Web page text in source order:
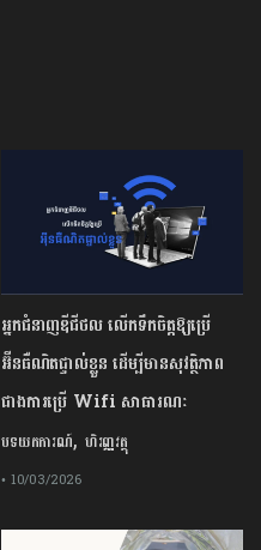
អ្នកជំនាញឌីជីថល លើកទឹកចិត្តឱ្យប្រើ
អ៊ីនធឺណិតផ្ទាល់ខ្លួន ដើម្បីមានសុវត្ថិភាព
ជាងការប្រើ Wifi​ សាធារណៈ
បទយកការណ៍, ហិរញ្ញវត្ថុ
• 10/03/2026